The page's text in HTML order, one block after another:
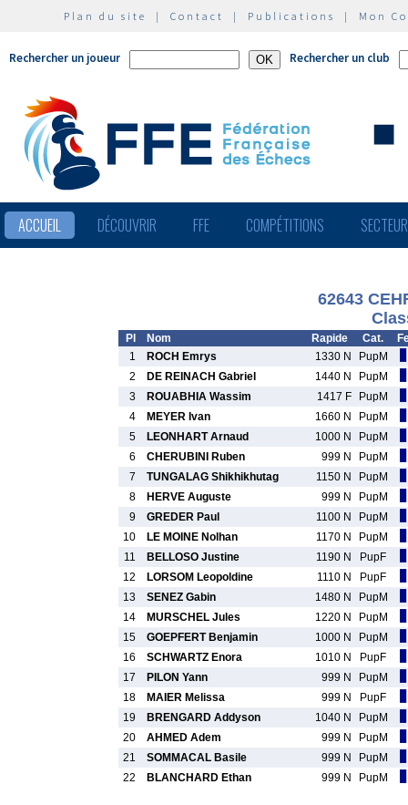
Plan du site | Contact | Publications | Mon
Rechercher un joueur Rechercher un club
ACCUEIL DÉCOUVRIR FFE COMPÉTITIONS
62643
Pl Nom Rapide Cat.
1
ROCH Emrys 1330 N
PupM
2
DE REINACH Gabriel 1440 N
PupM
3
ROUABHIA Wassim 1417 F
PupM
4
MEYER Ivan 1660 N
PupM
5
LEONHART Arnaud 1000 N
PupM
6
CHERUBINI Ruben 999 N
PupM
7
TUNGALAG Shikhikhutag 1150 N
PupM
8
HERVE Auguste 999 N
PupM
9
GREDER Paul 1100 N
PupM
10
LE MOINE Nolhan 1170 N
PupM
11
BELLOSO Justine 1190 N
PupF
12
LORSOM Leopoldine 1110 N
PupF
13
SENEZ Gabin 1480 N
PupM
14
MURSCHEL Jules 1220 N
PupM
15
GOEPFERT Benjamin 1000 N
PupM
16
SCHWARTZ Enora 1010 N
PupF
17
PILON Yann 999 N
PupM
18
MAIER Melissa 999 N
PupF
19
BRENGARD Addyson 1040 N
PupM
20
AHMED Adem 999 N
PupM
21
SOMMACAL Basile 999 N
PupM
22
BLANCHARD Ethan 999 N PupM